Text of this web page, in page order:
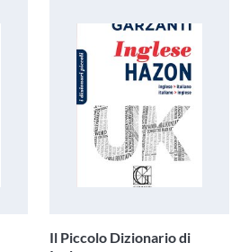
Il Piccolo Dizionario di